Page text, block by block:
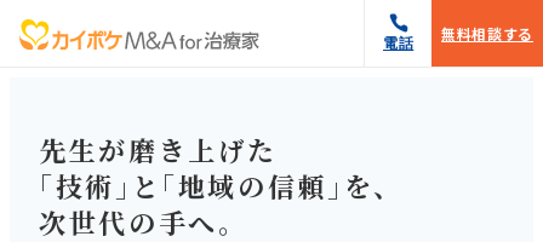
無料相談する
先生が磨き上げた
「技術 」と「地域の信頼 」を、
次世代の手へ。